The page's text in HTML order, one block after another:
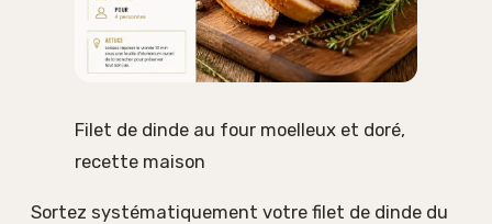
Filet de dinde au four moelleux et doré,
recette maison
Sortez systématiquement votre filet de dinde du